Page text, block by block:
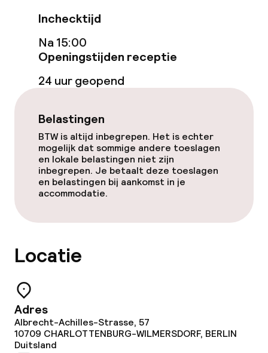
Inchecktijd
Na 15:00
Openingstijden receptie
24 uur geopend
Belastingen
BTW is altijd inbegrepen. Het is echter
mogelijk dat sommige andere toeslagen
en lokale belastingen niet zijn
inbegrepen. Je betaalt deze toeslagen
en belastingen bij aankomst in je
accommodatie.
Locatie
Adres
Albrecht-Achilles-Strasse, 57
10709 CHARLOTTENBURG-WILMERSDORF, BERLIN
Duitsland